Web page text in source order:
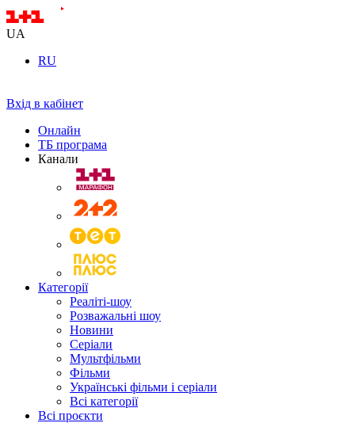
UA
RU
Вхід в кабінет
Онлайн
ТБ програма
Канали
Категорії
Реаліті-шоу
Розважальні шоу
Новини
Серіали
Мультфільми
Фільми
Українські фільми і серіали
Всі категорії
Всі проєкти